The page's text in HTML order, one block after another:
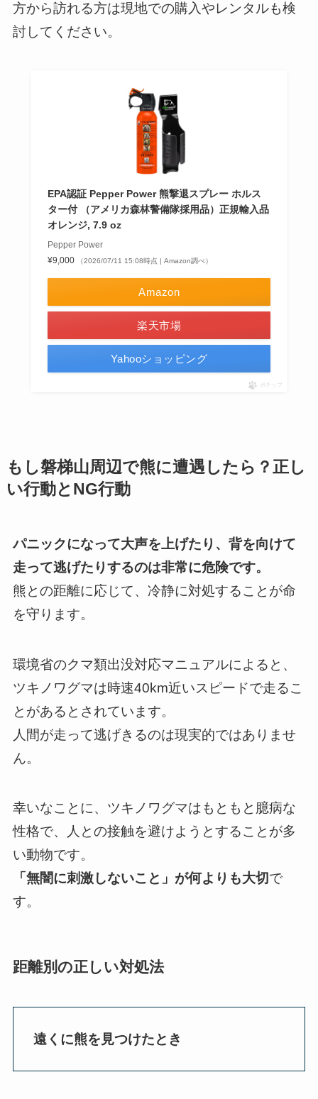
方から訪れる方は現地での購入やレンタルも検
討してください。
EPA認証 Pepper Power 熊撃退スプレー ホルス
ター付 （アメリカ森林警備隊採用品）正規輸入品
オレンジ, 7.9 oz
Pepper Power
¥9,000
（2026/07/11 15:08時点 | Amazon調べ）
Amazon
楽天市場
Yahooショッピング
ポチップ
もし磐梯山周辺で熊に遭遇したら？正し
い行動とNG行動
パニックになって大声を上げたり、背を向けて
走って逃げたりするのは非常に危険です。
熊との距離に応じて、冷静に対処することが命
を守ります。
環境省のクマ類出没対応マニュアルによると、
ツキノワグマは時速40km近いスピードで走るこ
とがあるとされています。
人間が走って逃げきるのは現実的ではありませ
ん。
幸いなことに、ツキノワグマはもともと臆病な
性格で、人との接触を避けようとすることが多
い動物です。
「無闇に刺激しないこと」が何よりも大切で
す。
距離別の正しい対処法
遠くに熊を見つけたとき